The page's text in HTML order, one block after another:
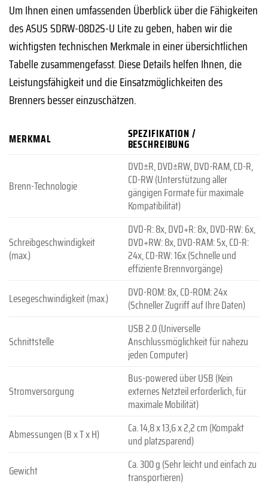
Um Ihnen einen umfassenden Überblick über die Fähigkeiten
des ASUS SDRW-08D2S-U Lite zu geben, haben wir die
wichtigsten technischen Merkmale in einer übersichtlichen
Tabelle zusammengefasst. Diese Details helfen Ihnen, die
Leistungsfähigkeit und die Einsatzmöglichkeiten des
Brenners besser einzuschätzen.
MERKMAL SPEZIFIKATION /
BESCHREIBUNG
Brenn-Technologie
DVD±R, DVD±RW, DVD-RAM, CD-R,
CD-RW (Unterstützung aller
gängigen Formate für maximale
Kompatibilität)
Schreibgeschwindigkeit
(max.)
DVD-R: 8x, DVD+R: 8x, DVD-RW: 6x,
DVD+RW: 8x, DVD-RAM: 5x, CD-R:
24x, CD-RW: 16x (Schnelle und
effiziente Brennvorgänge)
Lesegeschwindigkeit (max.)
DVD-ROM: 8x, CD-ROM: 24x
(Schneller Zugriff auf Ihre Daten)
Schnittstelle
USB 2.0 (Universelle
Anschlussmöglichkeit für nahezu
jeden Computer)
Stromversorgung
Bus-powered über USB (Kein
externes Netzteil erforderlich, für
maximale Mobilität)
Abmessungen (B x T x H)
Ca. 14,8 x 13,6 x 2,2 cm (Kompakt
und platzsparend)
Gewicht
Ca. 300 g (Sehr leicht und einfach zu
transportieren)